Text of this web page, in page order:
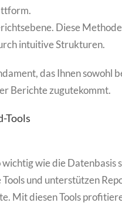
Diese
intuitive Strukturen.
das Ihnen sowohl
Berichte zugutekommt.
Tools
wie die Datenbasis
und unterstützen
Mit diesen Tools